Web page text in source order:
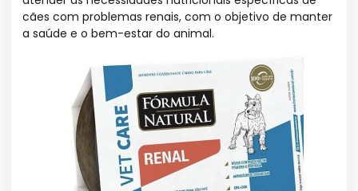
cães com problemas renais, com o objetivo de manter
a saúde e o bem-estar do animal.